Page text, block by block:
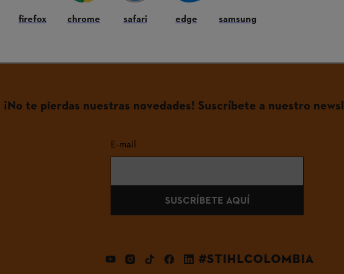
de protección individual
¡No te pierdas nuestras novedades! Suscríbete a nuestro
E-mail
SUSCRÍBETE AQUÍ
#STIHLCOLOMBIA
firefox chrome safari edge samsung